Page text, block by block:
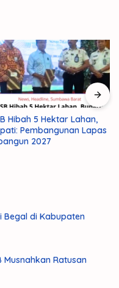
Hibah 5 Hektar Lahan,
Pembangunan Lapas
2027
Begal di Kabupaten
Musnahkan Ratusan